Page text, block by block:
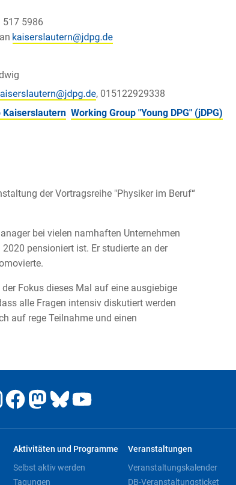
517 5986
, 015122929338
Kaiserslautern Working Group "Young DPG" (jDPG)
der Vortragsreihe "Physiker im Beruf“
bei vielen namhaften Unternehmen
pensioniert ist. Er studierte an der
Fokus dieses Mal auf eine ausgiebige
alle Fragen intensiv diskutiert werden
auf rege Teilnahme und einen
Aktivitäten und Programme
Selbst aktiv werden
Tagungen
Veranstaltungen
Veranstaltungskalender
DB-Veranstaltungsticket